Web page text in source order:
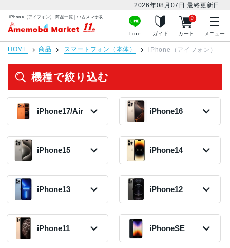
2026年08月07日 最終更新日
アメモバマーケット
Line ガイド カート
0
メニュー
HOME 商品 スマートフォン（本体） iPhone（アイフォン）
機種で絞り込む
iPhone17/Air
iPhone17 Pro
Max
2025年モデル
在庫なし(入荷未
iPhone17 Pro
在庫なし(入荷未
iPhone Air
iPhone16
iPhone 16e
2025年モデル
79,300円〜
Max
178,300円〜
iPhone16 Pro
iPhone15
iPhone15 Pro
Max
2023年モデル
130,500円〜
iPhone15 Pro
78,800円〜
iPhone14
iPhone14 Plus
2022年モデル
45,000円〜
2022年モデル
在庫数:27
iPhone13
iPhone13 Pro
Max
2021年モデル
51,300円〜
iPhone12
iPhone12 Pro
2020年モデル
20,000円〜
iPhone11 iPhoneSE